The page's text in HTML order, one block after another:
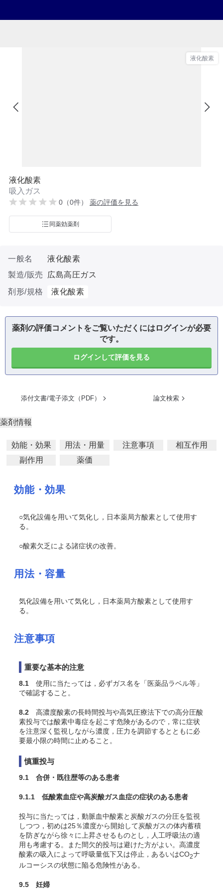
液化酸素
液化酸素
吸入ガス
0（0件） 薬の評価を見る
同薬効薬剤
一般名
液化酸素
製造/販売
広島高圧ガス
剤形/規格
液化酸素
薬剤の評価コメントをご覧いただくにはログインが必要
です。
ログインして評価を見る
添付文書/電子添文（PDF） 論文検索
薬剤情報
効能・効果 用法・用量 注意事項
相互作用
副作用
薬価
効能・効果
○気化設備を用いて気化し，日本薬局方酸素として使用す
る。
○酸素欠乏による諸症状の改善。
用法・容量
気化設備を用いて気化し，日本薬局方酸素として使用す
る。
注意事項
重要な基本的注意
8.1 使用に当たっては，必ずガス名を「医薬品ラベル等」
で確認すること。
8.2 高濃度酸素の長時間投与や高気圧療法下での高分圧酸
素投与では酸素中毒症を起こす危険があるので，常に症状
を注意深く監視しながら濃度，圧力を調節するとともに必
要最小限の時間に止めること。
慎重投与
9.1 合併・既往歴等のある患者
9.1.1 低酸素血症や高炭酸ガス血症の症状のある患者
投与に当たっては，動脈血中酸素と炭酸ガスの分圧を監視
しつつ，初めは25％濃度から開始して炭酸ガスの体内蓄積
を防ぎながら徐々に上昇させるものとし，人工呼吸法の適
用も考慮する。また間欠的投与は避けた方がよい。高濃度
酸素の吸入によって呼吸量低下又は停止，あるいはCO2ナ
ルコーシスの状態に陥る危険性がある 。
9.5 妊婦